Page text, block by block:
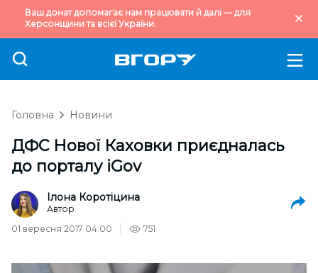
Ваш донат допомагає нам працювати й далі — для
Херсонщини та всієї України.
Головна Новини
ДФС Нової Каховки приєдналась
до порталу iGov
Ілона Коротіцина
Автор
01 вересня 2017 04:00
751